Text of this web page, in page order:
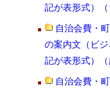
記が表形式）（
自治会費・
の案内文（ビ
記が表形式）（
自治会費・